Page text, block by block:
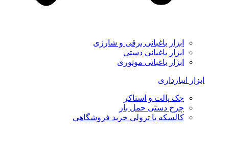
ابزار باغبانی برقی و شارژی
ابزار باغبانی دستی
ابزار باغبانی موتوری
ابزار انبارداری
جک پالت و استاکر
چرخ دستی حمل بار
کالسکه یا ترولی خرید فروشگاهی